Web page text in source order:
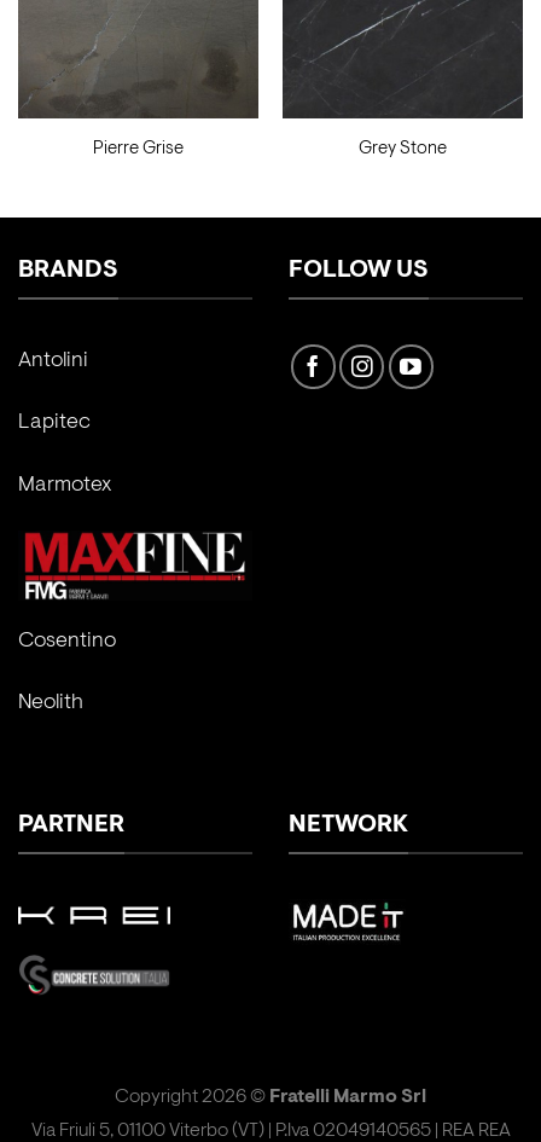
Pierre Grise Grey Stone
BRANDS
Antolini
Lapitec
Marmotex
Cosentino
Neolith
FOLLOW US
PARTNER NETWORK
Copyright 2026 © Fratelli Marmo Srl
Via Friuli 5, 01100 Viterbo (VT) | P.Iva 02049140565 | REA REA